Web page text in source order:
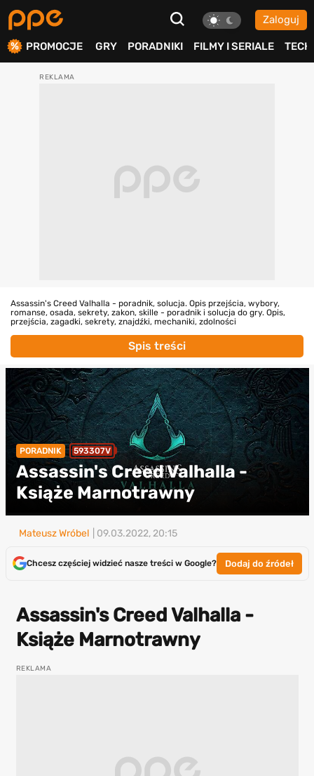
Zaloguj
PROMOCJE GRY PORADNIKI FILMY I SERIALE TECH
Assassin's Creed Valhalla - poradnik, solucja. Opis przejścia, wybory,
romanse, osada, sekrety, zakon, skille - poradnik i solucja do gry. Opis,
przejścia, zagadki, sekrety, znajdźki, mechaniki, zdolności
Spis treści
PORADNIK 593307V
Assassin's Creed Valhalla -
Książe Marnotrawny
Mateusz Wróbel | 09.03.2022, 20:15
Chcesz częściej widzieć nasze treści w Google? Dodaj do źródeł
Assassin's Creed Valhalla -
Książe Marnotrawny